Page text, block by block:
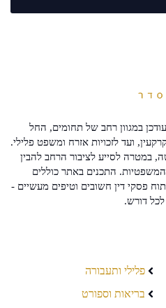
במגוון רחב של תחומים, החל
ועד לזכויות אזרח ומשפט פלילי.
במטרה לסייע לציבור הרחב להבין
המשפטיות. התכנים באתר כוללים
פסקי דין חשובים וטיפים מעשיים -
דורש.
פלילי ותעבורה
בריאות וספורט